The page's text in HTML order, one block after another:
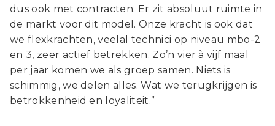
dus ook met contracten. Er zit absoluut ruimte in
de markt voor dit model. Onze kracht is ook dat
we flexkrachten, veelal technici op niveau mbo-2
en 3, zeer actief betrekken. Zo’n vier à vijf maal
per jaar komen we als groep samen. Niets is
schimmig, we delen alles. Wat we terugkrijgen is
betrokkenheid en loyaliteit.”